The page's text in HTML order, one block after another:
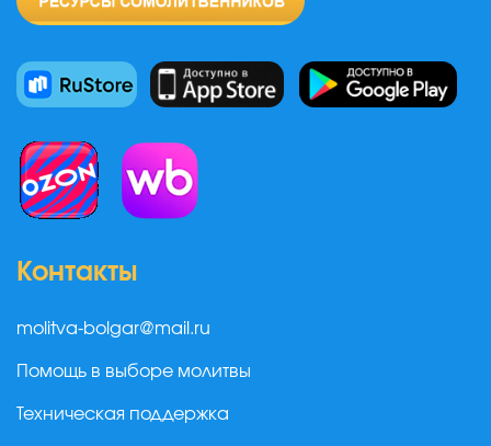
Контакты
molitva-bolgar@mail.ru
Помощь в выборе молитвы
Техническая поддержка